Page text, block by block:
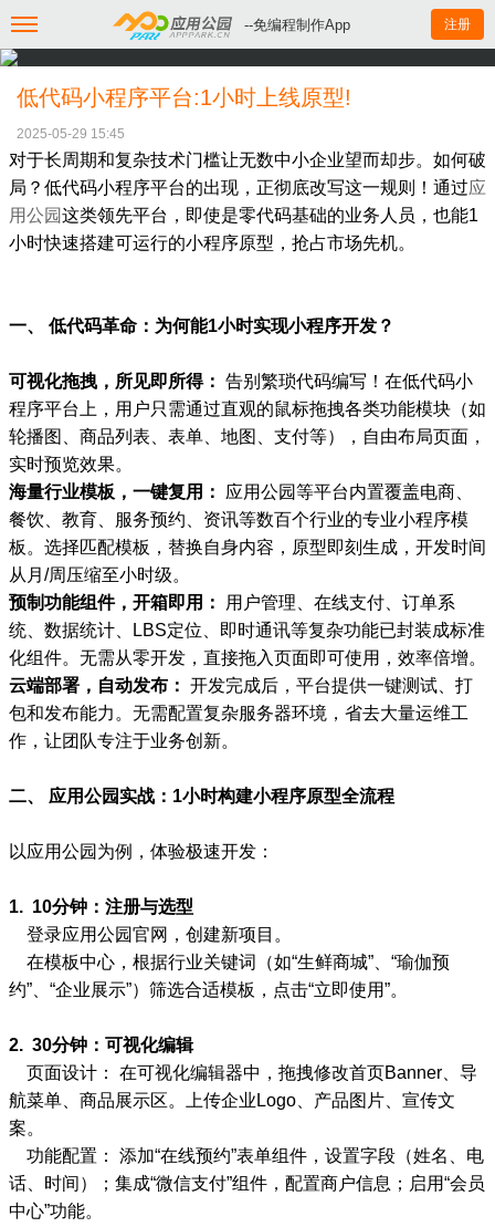
--免编程制作App 注册
低代码小程序平台:1小时上线原型!
2025-05-29 15:45
对于长周期和复杂技术门槛让无数中小企业望而却步。如何破
局？低代码小程序平台的出现，正彻底改写这一规则！通过应
用公园这类领先平台，即使是零代码基础的业务人员，也能1
小时快速搭建可运行的小程序原型，抢占市场先机。
一、 低代码革命：为何能1小时实现小程序开发？
可视化拖拽，所见即所得： 告别繁琐代码编写！在低代码小
程序平台上，用户只需通过直观的鼠标拖拽各类功能模块（如
轮播图、商品列表、表单、地图、支付等），自由布局页面，
实时预览效果。
海量行业模板，一键复用： 应用公园等平台内置覆盖电商、
餐饮、教育、服务预约、资讯等数百个行业的专业小程序模
板。选择匹配模板，替换自身内容，原型即刻生成，开发时间
从月/周压缩至小时级。
预制功能组件，开箱即用：
用户管理、在线支付、订单系
统、数据统计、LBS定位、即时通讯等复杂功能已封装成标准
化组件。无需从零开发，直接拖入页面即可使用，效率倍增。
云端部署，自动发布： 开发完成后，平台提供一键测试、打
包和发布能力。无需配置复杂服务器环境，省去大量运维工
作，让团队专注于业务创新。
二、 应用公园实战：1小时构建小程序原型全流程
以应用公园为例，体验极速开发：
1. 10分钟：注册与选型
登录应用公园官网，创建新项目。
在模板中心，根据行业关键词（如“生鲜商城”、“瑜伽预
约”、“企业展示”）筛选合适模板，点击“立即使用”。
2. 30分钟：可视化编辑
页面设计： 在可视化编辑器中，拖拽修改首页Banner、导
航菜单、商品展示区。上传企业Logo、产品图片、宣传文
案。
功能配置： 添加“在线预约”表单组件，设置字段（姓名、电
话、时间）；集成“微信支付”组件，配置商户信息；启用“会员
中心”功能。